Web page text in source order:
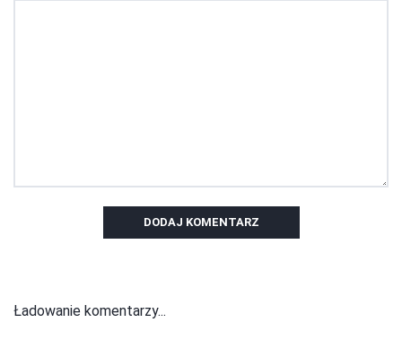
DODAJ KOMENTARZ
Ładowanie komentarzy...